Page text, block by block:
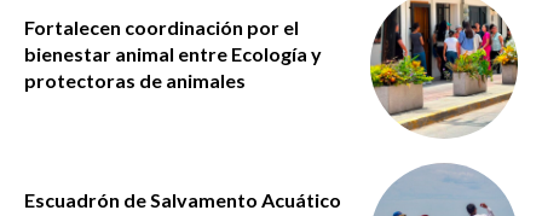
Fortalecen coordinación por el
bienestar animal entre Ecología y
protectoras de animales
Escuadrón de Salvamento Acuático